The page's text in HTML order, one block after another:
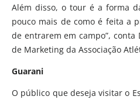
Além disso, o tour é a forma
pouco mais de como é feita a
de entrarem em campo”, conta
de Marketing da Associação
Guarani
O público que deseja visitar o